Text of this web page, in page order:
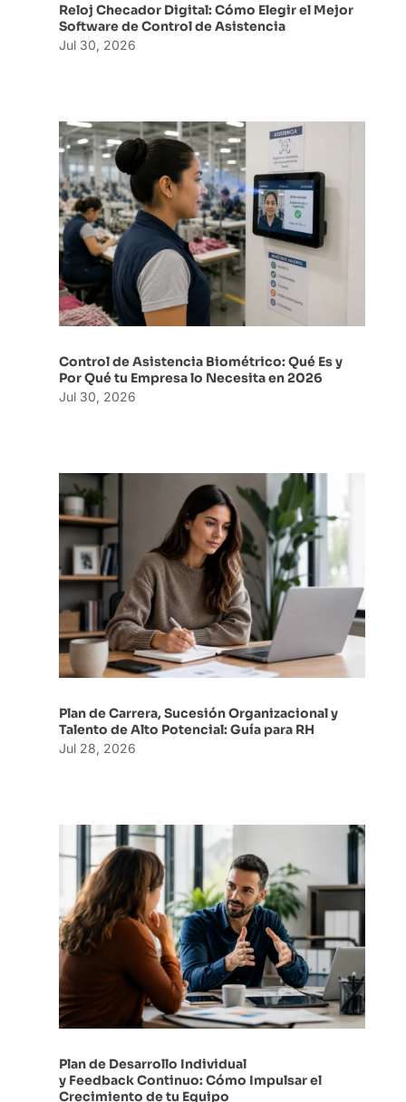
Reloj Checador Digital: Cómo Elegir el Mejor
Software de Control de Asistencia
Jul 30, 2026
Control de Asistencia Biométrico: Qué Es y
Por Qué tu Empresa lo Necesita en 2026
Jul 30, 2026
Plan de Carrera, Sucesión Organizacional y
Talento de Alto Potencial: Guía para RH
Jul 28, 2026
Plan de Desarrollo Individual
y Feedback Continuo: Cómo Impulsar el
Crecimiento de tu Equipo